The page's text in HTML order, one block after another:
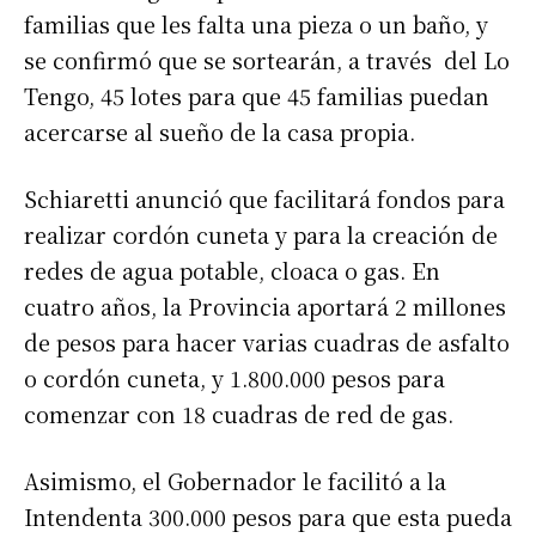
familias que les falta una pieza o un baño, y
se confirmó que se sortearán, a través del Lo
Tengo, 45 lotes para que 45 familias puedan
acercarse al sueño de la casa propia.
Schiaretti anunció que facilitará fondos para
realizar cordón cuneta y para la creación de
redes de agua potable, cloaca o gas. En
cuatro años, la Provincia aportará 2 millones
de pesos para hacer varias cuadras de asfalto
o cordón cuneta, y 1.800.000 pesos para
comenzar con 18 cuadras de red de gas.
Asimismo, el Gobernador le facilitó a la
Intendenta 300.000 pesos para que esta pueda